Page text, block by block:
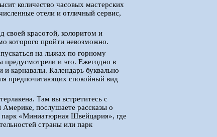
количество часовых мастерских
отели и отличный сервис,
своей красотой, колоритом и
которого пройти невозможно.
на лыжах по горному
предусмотрели и это. Ежегодно в
и карнавалы. Календарь буквально
предпочитающих спокойный вид
Там вы встретитесь с
послушаете рассказы о
«Миниатюрная Швейцария», где
страны или парк